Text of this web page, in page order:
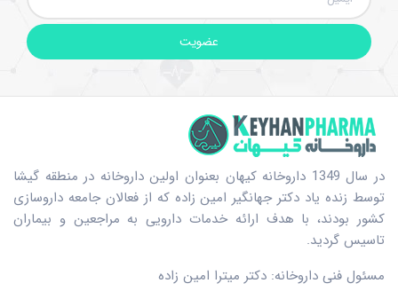
عضویت
در سال 1349 داروخانه کیهان بعنوان اولین داروخانه در منطقه گیشا
توسط زنده یاد دکتر جهانگیر امین زاده که از فعالان جامعه داروسازی
کشور بودند، با هدف ارائه خدمات دارویی به مراجعین و بیماران
تاسیس گردید.
مسئول فنی داروخانه: دکتر میترا امین زاده